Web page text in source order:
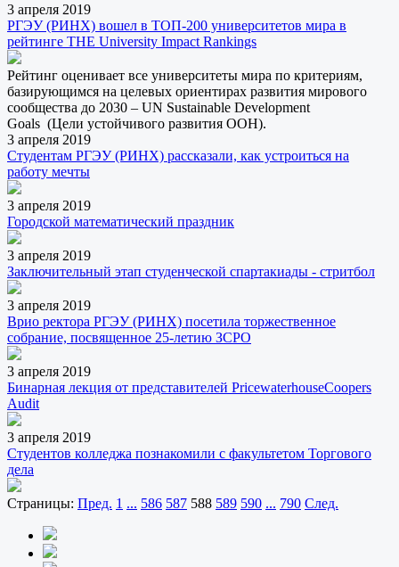
3 апреля 2019
РГЭУ (РИНХ) вошел в ТОП-200 университетов мира в
рейтинге THE University Impact Rankings
Рейтинг оценивает все университеты мира по критериям,
базирующимся на целевых ориентирах развития мирового
сообщества до 2030 – UN Sustainable Development
Goals (Цели устойчивого развития ООН).
3 апреля 2019
Студентам РГЭУ (РИНХ) рассказали, как устроиться на
работу мечты
3 апреля 2019
Городской математический праздник
3 апреля 2019
Заключительный этап студенческой спартакиады - стритбол
3 апреля 2019
Врио ректора РГЭУ (РИНХ) посетила торжественное
собрание, посвященное 25-летию ЗСРО
3 апреля 2019
Бинарная лекция от представителей PricewaterhouseCoopers
Audit
3 апреля 2019
Студентов колледжа познакомили с факультетом Торгового
дела
Страницы: Пред. 1 ... 586 587 588 589 590 ... 790 След.